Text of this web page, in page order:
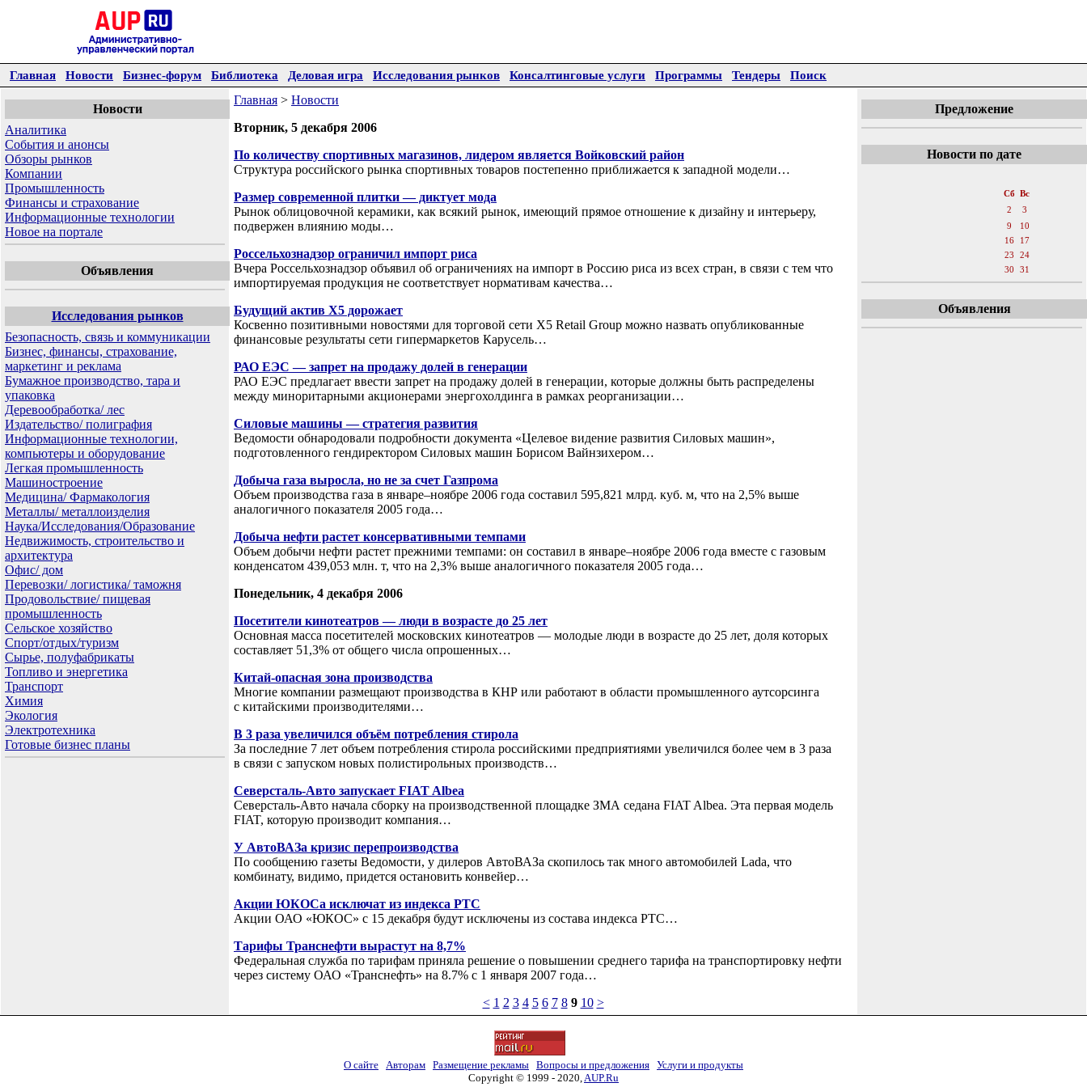
Главная Новости Бизнес-форум Библиотека Деловая игра Исследования рынков Консалтинговые услуги Программы Тендеры Поиск
Новости
Аналитика
События и анонсы
Обзоры рынков
Компании
Промышленность
Финансы и страхование
Информационные технологии
Новое на портале
Объявления
Исследования рынков
Безопасность, связь и коммуникации
Бизнес, финансы, страхование,
маркетинг и реклама
Бумажное производство, тара и
упаковка
Деревообработка/ лес
Издательство/ полиграфия
Информационные технологии,
компьютеры и оборудование
Легкая промышленность
Машиностроение
Медицина/ Фармакология
Металлы/ металлоизделия
Наука/Исследования/Образование
Недвижимость, строительство и
архитектура
Офис/ дом
Перевозки/ логистика/ таможня
Продовольствие/ пищевая
промышленность
Сельское хозяйство
Спорт/отдых/туризм
Сырье, полуфабрикаты
Топливо и энергетика
Транспорт
Химия
Экология
Электротехника
Готовые бизнес планы
Главная > Новости
Вторник, 5 декабря 2006
По количеству спортивных магазинов, лидером является Войковский район
Структура российского рынка спортивных товаров постепенно приближается к западной модели…
Размер современной плитки — диктует мода
Рынок облицовочной керамики, как всякий рынок, имеющий прямое отношение к дизайну и интерьеру,
подвержен влиянию моды…
Россельхознадзор ограничил импорт риса
Вчера Россельхознадзор объявил об ограничениях на импорт в Россию риса из всех стран, в связи с тем что
импортируемая продукция не соответствует нормативам качества…
Будущий актив Х5 дорожает
Косвенно позитивными новостями для торговой сети X5 Retail Group можно назвать опубликованные
финансовые результаты сети гипермаркетов Карусель…
РАО ЕЭС — запрет на продажу долей в генерации
РАО ЕЭС предлагает ввести запрет на продажу долей в генерации, которые должны быть распределены
между миноритарными акционерами энергохолдинга в рамках реорганизации…
Силовые машины — стратегия развития
Ведомости обнародовали подробности документа «Целевое видение развития Силовых машин»,
подготовленного гендиректором Силовых машин Борисом Вайнзихером…
Добыча газа выросла, но не за счет Газпрома
Объем производства газа в январе–ноябре 2006 года составил 595,821 млрд. куб. м, что на 2,5% выше
аналогичного показателя 2005 года…
Добыча нефти растет консервативными темпами
Объем добычи нефти растет прежними темпами: он составил в январе–ноябре 2006 года вместе с газовым
конденсатом 439,053 млн. т, что на 2,3% выше аналогичного показателя 2005 года…
Понедельник, 4 декабря 2006
Посетители кинотеатров — люди в возрасте до 25 лет
Основная масса посетителей московских кинотеатров — молодые люди в возрасте до 25 лет, доля которых
составляет 51,3% от общего числа опрошенных…
Китай-опасная зона производства
Многие компании размещают производства в КНР или работают в области промышленного аутсорсинга
с китайскими производителями…
В 3 раза увеличился объём потребления стирола
За последние 7 лет объем потребления стирола российскими предприятиями увеличился более чем в 3 раза
в связи с запуском новых полистирольных производств…
Северсталь-Авто запускает FIAT Albea
Северсталь-Авто начала сборку на производственной площадке ЗМА седана FIAT Albea. Эта первая модель
FIAT, которую производит компания…
У АвтоВАЗа кризис перепроизводства
По сообщению газеты Ведомости, у дилеров АвтоВАЗа скопилось так много автомобилей Lada, что
комбинату, видимо, придется остановить конвейер…
Акции ЮКОСа исключат из индекса РТС
Акции ОАО «ЮКОС» с 15 декабря будут исключены из состава индекса РТС…
Тарифы Транснефти вырастут на 8,7%
Федеральная служба по тарифам приняла решение о повышении среднего тарифа на транспортировку нефти
через систему ОАО «Транснефть» на 8.7% с 1 января 2007 года…
< 1 2 3 4 5 6 7 8 9 10 >
Предложение
Новости по дате
Сб Вс
2
3
9
10
16
17
23
24
30 31
Объявления
О сайте Авторам Размещение рекламы Вопросы и предложения Услуги и продукты
Copyright © 1999 - 2020,AUP.Ru